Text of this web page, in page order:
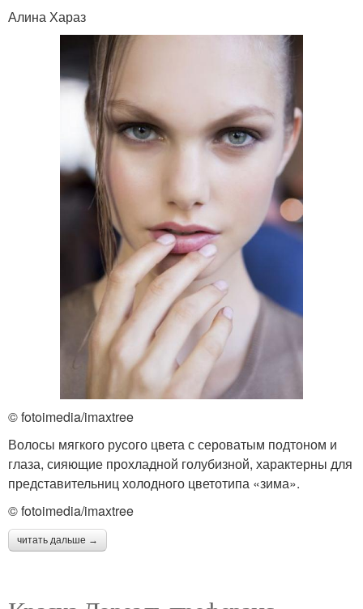
Алина Хараз
© fotoimedia/imaxtree
Волосы мягкого русого цвета с сероватым подтоном и
глаза, сияющие прохладной голубизной, характерны для
представительниц холодного цветотипа «зима».
© fotoimedia/imaxtree
читать дальше →